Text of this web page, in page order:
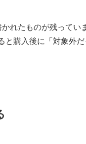
れたものが残ってい
購入後に「対象外